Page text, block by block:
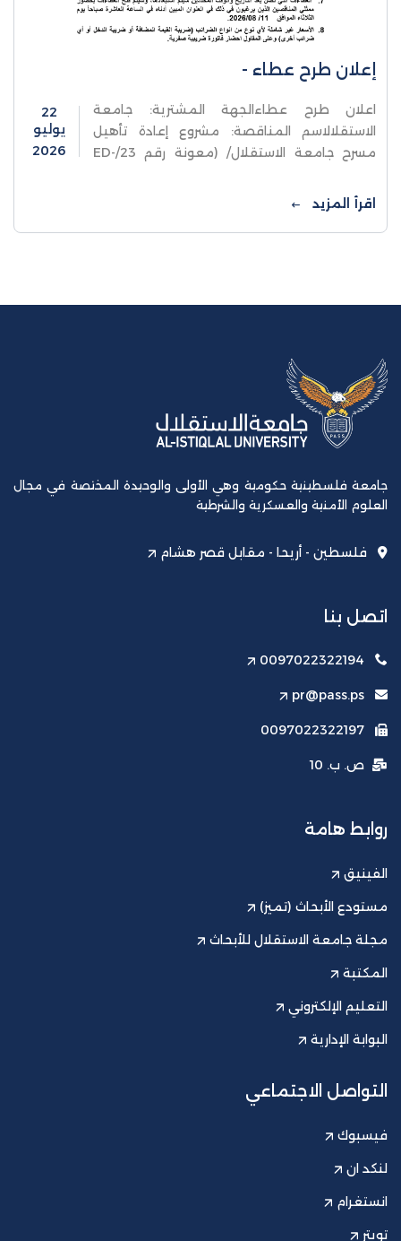
إعلان طرح عطاء -
اعلان طرح عطاءالجهة المشترية: جامعة
الاستقلالاسم المناقصة: مشروع إعادة تأهيل
مسرح جامعة الاستقلال/ (معونة رقم 23/ED-
22
يوليو
2026
اقرأ المزيد
جامعة فلسطينية حكومية وهي الأولى والوحيدة المختصة في مجال
العلوم الأمنية والعسكرية والشرطية
فلسطين - أريحا - مقابل قصر هشام
اتصل بنا
0097022322194
pr@pass.ps
0097022322197
ص. ب. 10
روابط هامة
الفينيق
مستودع الأبحاث (تميز)
مجلة جامعة الاستقلال للأبحاث
المكتبة
التعليم الإلكتروني
البوابة الإدارية
التواصل الاجتماعي
فيسبوك
لنكد ان
انستغرام
تويتر